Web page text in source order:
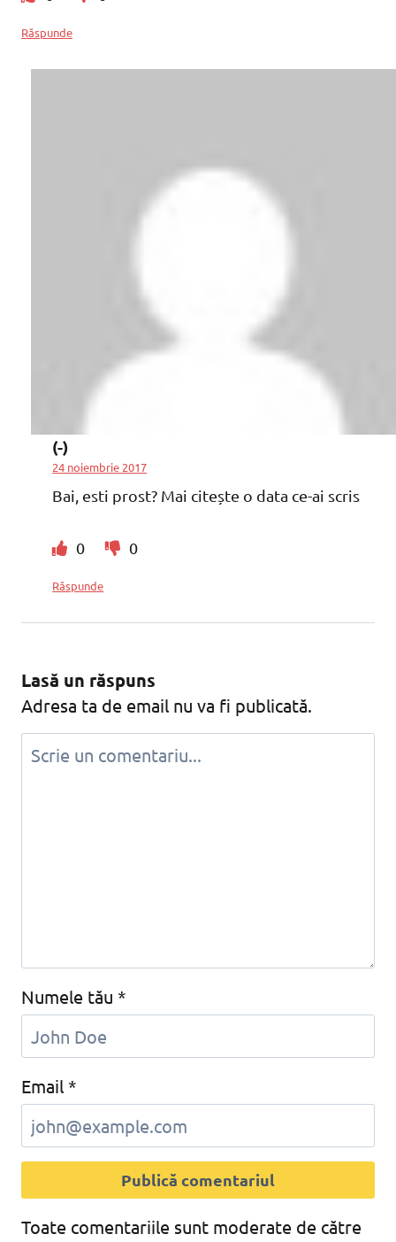
Răspunde
(-)
24 noiembrie 2017
Bai, esti prost? Mai citește o data ce-ai scris
0 0
Răspunde
Lasă un răspuns
Adresa ta de email nu va fi publicată.
Numele tău *
Email *
Toate comentariile sunt moderate de către